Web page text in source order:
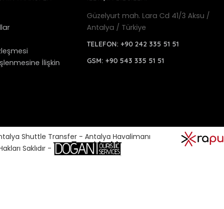
İlişkin
Güzelyurt mah. Lara Cd 41/3 Aksu /
Antalya / Türkiye
TELEFON:+90 242 335 51 51
GSM:+90 543 335 51 51
Shuttle Transfer - Antalya Havalimanı
Saklıdır -